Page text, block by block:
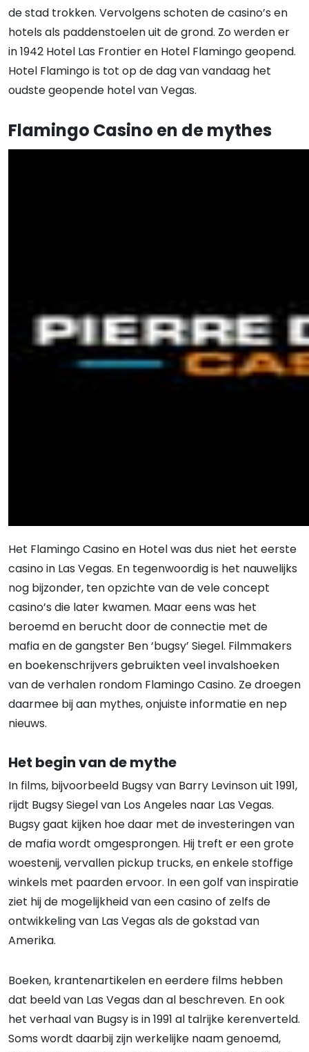
de stad trokken. Vervolgens schoten de casino’s en
hotels als paddenstoelen uit de grond. Zo werden er
in 1942 Hotel Las Frontier en Hotel Flamingo geopend.
Hotel Flamingo is tot op de dag van vandaag het
oudste geopende hotel van Vegas.
Flamingo Casino en de mythes
Het Flamingo Casino en Hotel was dus niet het eerste
casino in Las Vegas. En tegenwoordig is het nauwelijks
nog bijzonder, ten opzichte van de vele concept
casino’s die later kwamen. Maar eens was het
beroemd en berucht door de connectie met de
mafia en de gangster Ben ‘bugsy’ Siegel. Filmmakers
en boekenschrijvers gebruikten veel invalshoeken
van de verhalen rondom Flamingo Casino. Ze droegen
daarmee bij aan mythes, onjuiste informatie en nep
nieuws.
Het begin van de mythe
In films, bijvoorbeeld Bugsy van Barry Levinson uit 1991,
rijdt Bugsy Siegel van Los Angeles naar Las Vegas.
Bugsy gaat kijken hoe daar met de investeringen van
de mafia wordt omgesprongen. Hij treft er een grote
woestenij, vervallen pickup trucks, en enkele stoffige
winkels met paarden ervoor. In een golf van inspiratie
ziet hij de mogelijkheid van een casino of zelfs de
ontwikkeling van Las Vegas als de gokstad van
Amerika.
Boeken, krantenartikelen en eerdere films hebben
dat beeld van Las Vegas dan al beschreven. En ook
het verhaal van Bugsy is in 1991 al talrijke kerenverteld.
Soms wordt daarbij zijn werkelijke naam genoemd,